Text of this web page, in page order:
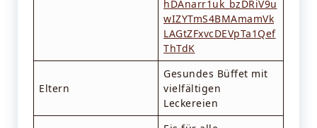
hDAnarr1uk_bzDRiV9u
wIZYTmS4BMAmamVk
LAGtZFxvcDEVpTa1Qef
ThTdK
Eltern
Gesundes Büffet mit
vielfältigen
Leckereien